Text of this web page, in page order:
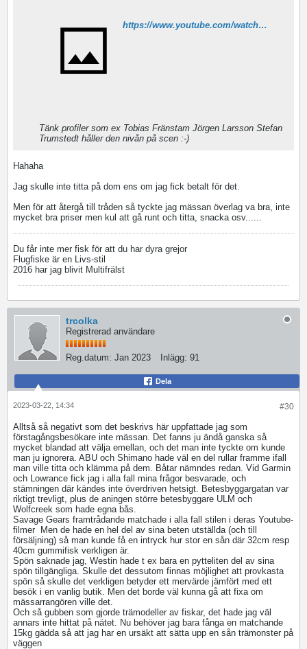
https://www.youtube.com/watch?v=2cqz9G5P4J4&t=140s
Tänk profiler som ex Tobias Fränstam Jörgen Larsson Stefan
Trumstedt håller den nivån på scen :-)
Hahaha
Jag skulle inte titta på dom ens om jag fick betalt för det.
Men för att återgå till tråden så tyckte jag mässan överlag va bra, inte
mycket bra priser men kul att gå runt och titta, snacka osv......
Du får inte mer fisk för att du har dyra grejor
Flugfiske är en Livs-stil
2016 har jag blivit Multifrälst
trcolka
Registrerad användare
Reg.datum: Jan 2023 Inlägg: 91
Dela
#30
2023-03-22, 14:34
Alltså så negativt som det beskrivs här uppfattade jag som
förstagångsbesökare inte mässan. Det fanns ju ändå ganska så
mycket blandad att välja emellan, och det man inte tyckte om kunde
man ju ignorera. ABU och Shimano hade väl en del rullar framme ifall
man ville titta och klämma på dem. Båtar nämndes redan. Vid Garmin
och Lowrance fick jag i alla fall mina frågor besvarade, och
stämningen där kändes inte överdriven hetsigt. Betesbyggargatan var
riktigt trevligt, plus de aningen större betesbyggare ULM och
Wolfcreek som hade egna bås.
Savage Gears framtrådande matchade i alla fall stilen i deras Youtube-
filmer Men de hade en hel del av sina beten utställda (och till
försäljning) så man kunde få en intryck hur stor en sån där 32cm resp
40cm gummifisk verkligen är.
Spön saknade jag, Westin hade t ex bara en pytteliten del av sina
spön tillgängliga. Skulle det dessutom finnas möjlighet att provkasta
spön så skulle det verkligen betyder ett mervärde jämfört med ett
besök i en vanlig butik. Men det borde väl kunna gå att fixa om
mässarrangören ville det.
Och så gubben som gjorde trämodeller av fiskar, det hade jag väl
annars inte hittat på nätet. Nu behöver jag bara fånga en matchande
15kg gädda så att jag har en ursäkt att sätta upp en sån trämonster på
väggen